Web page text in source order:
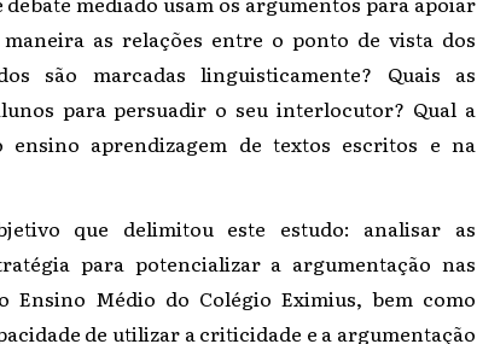
as relações entre o ponto de vista dos
são marcadas linguisticamente? Quais as
para persuadir o seu interlocutor? Qual a
aprendizagem de textos escritos e na
que delimitou este estudo: analisar as
para potencializar a argumentação nas
Ensino Médio do Colégio Eximius, bem como
de utilizar a criticidade e a argumentação